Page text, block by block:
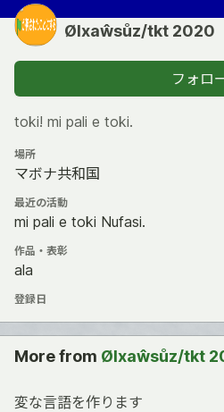
Ølxaŵsůz/tkt 2020
フォロ
toki! mi pali e toki.
場所
マボナ共和国
最近の活動
mi pali e toki Nufasi.
作品・表彰
ala
登録日
More from Ølxaŵsůz/tkt
変な言語を作ります